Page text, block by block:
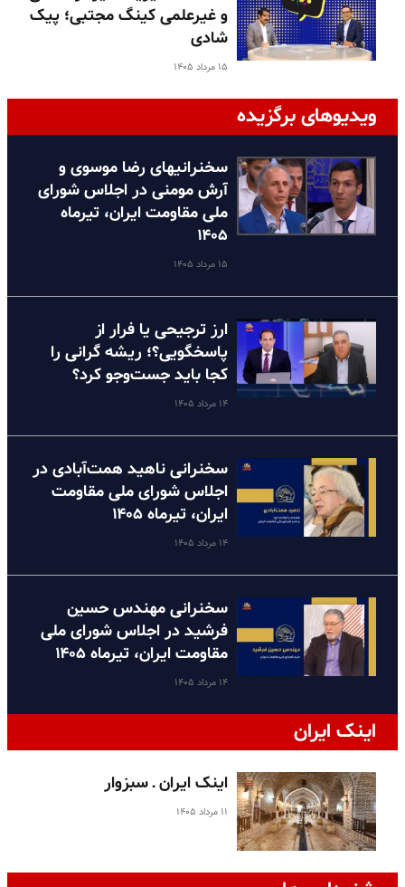
و غیرعلمی کینگ مجتبی؛ پیک
شادی
۱۵ مرداد ۱۴۰۵
ویدیوهای برگزیده
سخنرانیهای رضا موسوی و
آرش مومنی در اجلاس شورای
ملی مقاومت ایران، تیرماه
۱۴۰۵
۱۵ مرداد ۱۴۰۵
ارز ترجیحی یا فرار از
پاسخگویی؟؛ ریشه گرانی را
کجا باید جست‌وجو کرد؟
۱۴ مرداد ۱۴۰۵
سخنرانی ناهید همت‌آبادی در
اجلاس شورای ملی مقاومت
ایران، تیرماه ۱۴۰۵
۱۴ مرداد ۱۴۰۵
سخنرانی مهندس حسین
فرشید در اجلاس شورای ملی
مقاومت ایران، تیرماه ۱۴۰۵
۱۴ مرداد ۱۴۰۵
اینک ایران
اینک ایران ـ سبزوار
۱۱ مرداد ۱۴۰۵